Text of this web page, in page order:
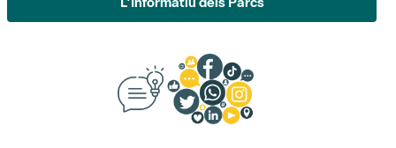
Suggeriments, opinió i
xarxes socials